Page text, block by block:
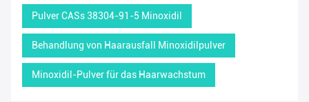
Pulver CASs 38304-91-5 Minoxidil
Behandlung von Haarausfall Minoxidilpulver
Minoxidil-Pulver für das Haarwachstum